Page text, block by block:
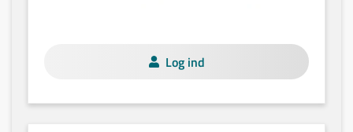
Log ind